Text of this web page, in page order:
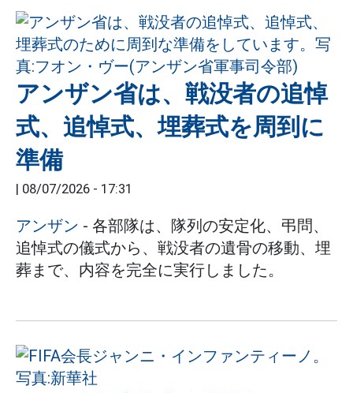
アンザン省は、戦没者の追悼
式、追悼式、埋葬式を周到に
準備
| 08/07/2026 - 17:31
アンザン - 各部隊は、隊列の安定化、弔問、
追悼式の儀式から、戦没者の遺骨の移動、埋
葬まで、内容を完全に実行しました。